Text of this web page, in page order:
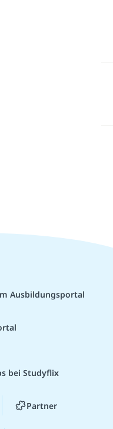
Ausbildungsportal
bei Studyflix
Partner